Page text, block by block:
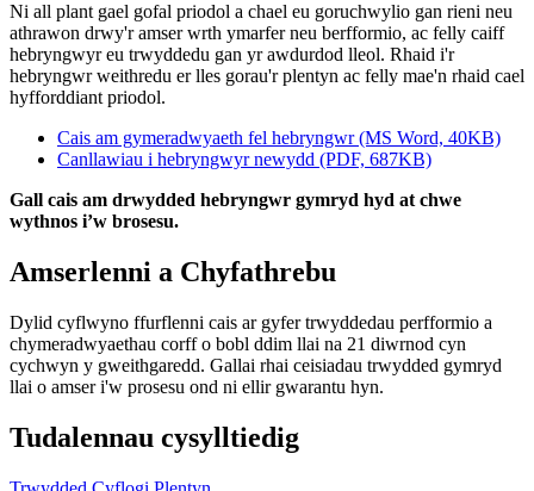
Ni all plant gael gofal priodol a chael eu goruchwylio gan rieni neu
athrawon drwy'r amser wrth ymarfer neu berfformio, ac felly caiff
hebryngwyr eu trwyddedu gan yr awdurdod lleol. Rhaid i'r
hebryngwr weithredu er lles gorau'r plentyn ac felly mae'n rhaid cael
hyfforddiant priodol.
Cais am gymeradwyaeth fel hebryngwr (MS Word, 40KB)
Canllawiau i hebryngwyr newydd (PDF, 687KB)
Gall cais am drwydded hebryngwr gymryd hyd at chwe
wythnos i’w brosesu.
Amserlenni a Chyfathrebu
Dylid cyflwyno ffurflenni cais ar gyfer trwyddedau perfformio a
chymeradwyaethau corff o bobl ddim llai na 21 diwrnod cyn
cychwyn y gweithgaredd. Gallai rhai ceisiadau trwydded gymryd
llai o amser i'w prosesu ond ni ellir gwarantu hyn.
Tudalennau cysylltiedig